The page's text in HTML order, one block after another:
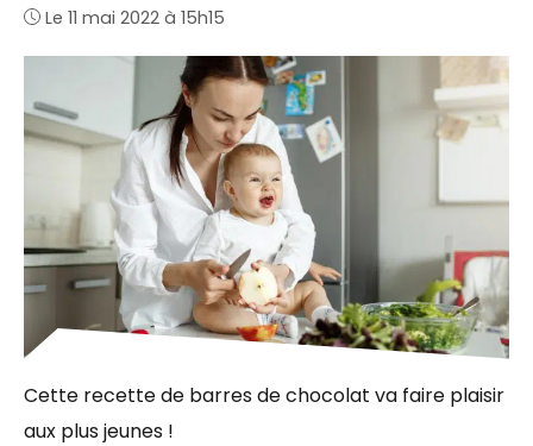
Le 11 mai 2022 à 15h15
Cette recette de barres de chocolat va faire plaisir
aux plus jeunes !